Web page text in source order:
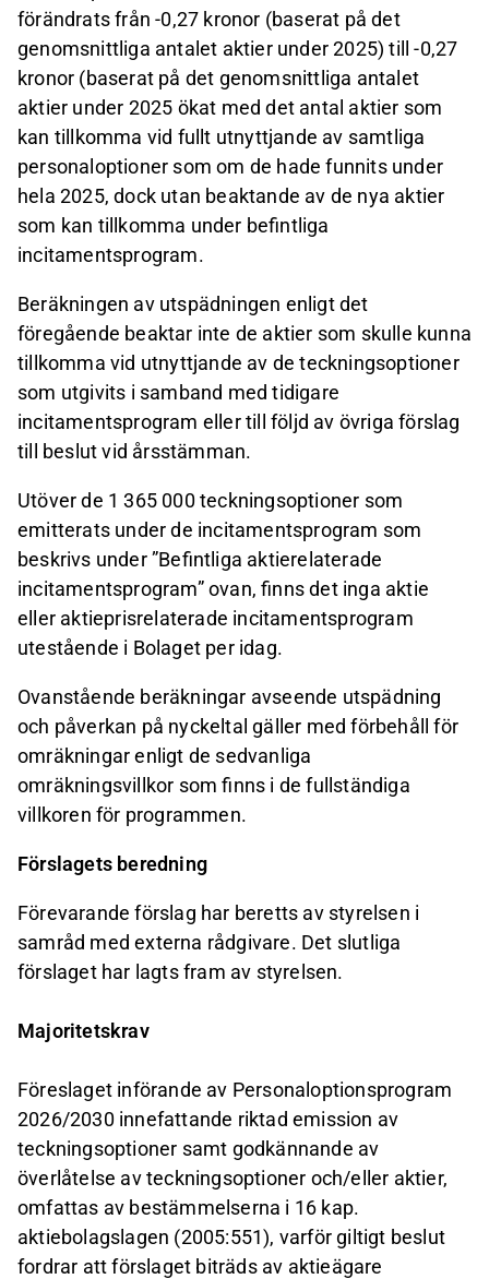
förändrats från -0,27 kronor (baserat på det
genomsnittliga antalet aktier under 2025) till -0,27
kronor (baserat på det genomsnittliga antalet
aktier under 2025 ökat med det antal aktier som
kan tillkomma vid fullt utnyttjande av samtliga
personaloptioner som om de hade funnits under
hela 2025, dock utan beaktande av de nya aktier
som kan tillkomma under befintliga
incitamentsprogram.
Beräkningen av utspädningen enligt det
föregående beaktar inte de aktier som skulle kunna
tillkomma vid utnyttjande av de teckningsoptioner
som utgivits i samband med tidigare
incitamentsprogram eller till följd av övriga förslag
till beslut vid årsstämman.
Utöver de 1 365 000 teckningsoptioner som
emitterats under de incitamentsprogram som
beskrivs under ”Befintliga aktierelaterade
incitamentsprogram” ovan, finns det inga aktie
eller aktieprisrelaterade incitamentsprogram
utestående i Bolaget per idag.
Ovanstående beräkningar avseende utspädning
och påverkan på nyckeltal gäller med förbehåll för
omräkningar enligt de sedvanliga
omräkningsvillkor som finns i de fullständiga
villkoren för programmen.
Förslagets beredning
Förevarande förslag har beretts av styrelsen i
samråd med externa rådgivare. Det slutliga
förslaget har lagts fram av styrelsen.
Majoritetskrav
Föreslaget införande av Personaloptionsprogram
2026/2030 innefattande riktad emission av
teckningsoptioner samt godkännande av
överlåtelse av teckningsoptioner och/eller aktier,
omfattas av bestämmelserna i 16 kap.
aktiebolagslagen (2005:551), varför giltigt beslut
fordrar att förslaget biträds av aktieägare